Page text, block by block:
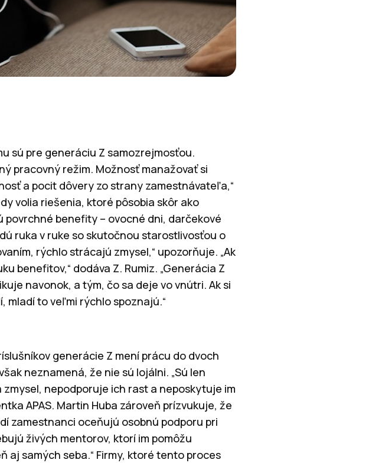
sú pre generáciu Z samozrejmosťou.
pracovný režim. Možnosť manažovať si
a pocit dôvery zo strany zamestnávateľa,“
volia riešenia, ktoré pôsobia skôr ako
povrchné benefity – ovocné dni, darčekové
ruka v ruke so skutočnou starostlivosťou o
rýchlo strácajú zmysel,“ upozorňuje. „Ak
benefitov,“ dodáva Z. Rumiz. „Generácia Z
navonok, a tým, čo sa deje vo vnútri. Ak si
mladí to veľmi rýchlo spoznajú.“
generácie Z mení prácu do dvoch
neznamená, že nie sú lojálni. „Sú len
nepodporuje ich rast a neposkytuje im
APAS. Martin Huba zároveň prízvukuje, že
zamestnanci oceňujú osobnú podporu pri
živých mentorov, ktorí im pomôžu
samých seba.“ Firmy, ktoré tento proces